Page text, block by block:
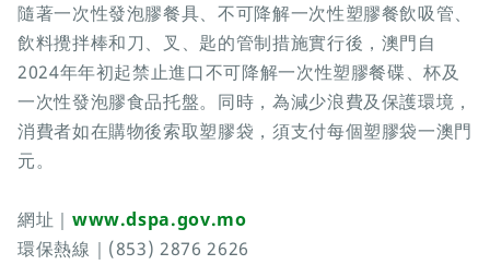
隨著一次性發泡膠餐具、不可降解一次性塑膠餐飲吸管、
飲料攪拌棒和刀、叉、匙的管制措施實行後，澳門自
2024年年初起禁止進口不可降解一次性塑膠餐碟、杯及
一次性發泡膠食品托盤。同時，為減少浪費及保護環境，
消費者如在購物後索取塑膠袋，須支付每個塑膠袋一澳門
元。
網址｜ www.dspa.gov.mo
環保熱線｜(853) 2876 2626